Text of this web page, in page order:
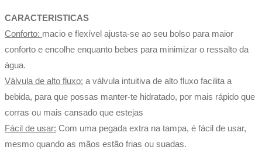
CARACTERISTICAS
Conforto: macio e flexível ajusta-se ao seu bolso para maior
conforto e encolhe enquanto bebes para minimizar o ressalto da
água.
Válvula de alto fluxo: a válvula intuitiva de alto fluxo facilita a
bebida, para que possas manter-te hidratado, por mais rápido que
corras ou mais cansado que estejas
Fácil de usar: Com uma pegada extra na tampa, é fácil de usar,
mesmo quando as mãos estão frias ou suadas.